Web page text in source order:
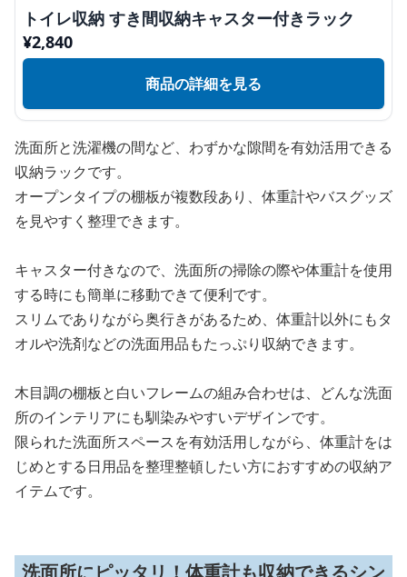
トイレ収納 すき間収納キャスター付きラック
¥2,840
商品の詳細を見る
洗面所と洗濯機の間など、わずかな隙間を有効活用できる
収納ラックです。
オープンタイプの棚板が複数段あり、体重計やバスグッズ
を見やすく整理できます。
キャスター付きなので、洗面所の掃除の際や体重計を使用
する時にも簡単に移動できて便利です。
スリムでありながら奥行きがあるため、体重計以外にもタ
オルや洗剤などの洗面用品もたっぷり収納できます。
木目調の棚板と白いフレームの組み合わせは、どんな洗面
所のインテリアにも馴染みやすいデザインです。
限られた洗面所スペースを有効活用しながら、体重計をは
じめとする日用品を整理整頓したい方におすすめの収納ア
イテムです。
洗面所にピッタリ！体重計も収納できるシン